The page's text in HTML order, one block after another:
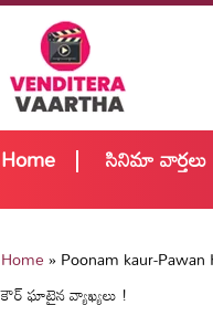
Home సినిమా వార్తలు
Home»Poonam kaur-
కౌర్ ఘాటైన వ్యాఖ్యలు !